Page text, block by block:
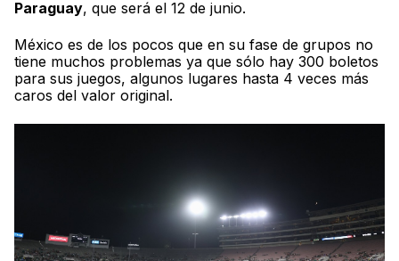
Paraguay, que será el 12 de junio.
México es de los pocos que en su fase de grupos no
tiene muchos problemas ya que sólo hay 300 boletos
para sus juegos, algunos lugares hasta 4 veces más
caros del valor original.